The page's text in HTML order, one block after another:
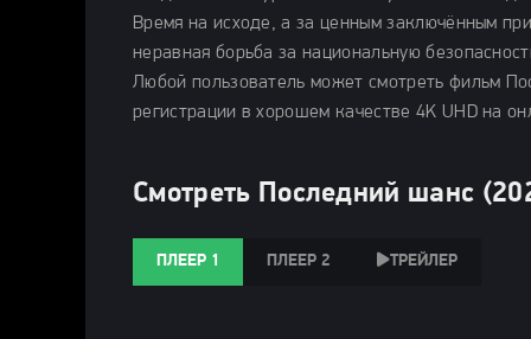
Время на исходе, а за ценным заключённым
неравная борьба за национальную
Любой пользователь может смотреть фильм
регистрации в хорошем качестве 4K UHD на
Смотреть Последний шанс
ПЛЕЕР 1 ПЛЕЕР 2 ТРЕЙЛЕР